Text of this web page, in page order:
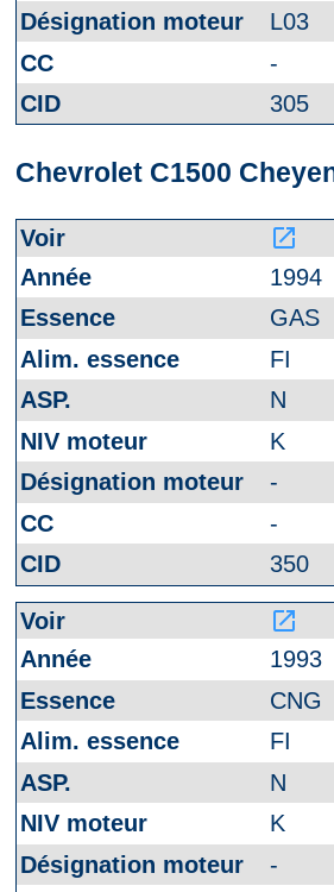
L03
-
305
Chevrolet C1500
launch
1994
GAS
FI
N
K
-
-
350
launch
1993
CNG
FI
N
K
-